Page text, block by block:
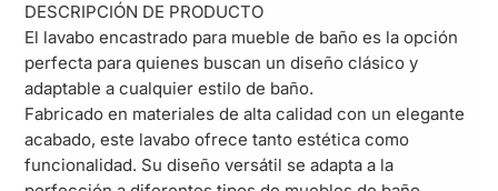
DESCRIPCIÓN DE PRODUCTO
El lavabo encastrado para mueble de baño es la opción
perfecta para quienes buscan un diseño clásico y
adaptable a cualquier estilo de baño.
Fabricado en materiales de alta calidad con un elegante
acabado, este lavabo ofrece tanto estética como
funcionalidad. Su diseño versátil se adapta a la